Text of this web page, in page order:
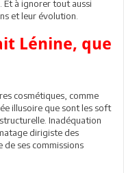
à ignorer tout aussi
et leur évolution.
Lénine, que
cosmétiques, comme
illusoire que sont les soft
Inadéquation
dirigiste des
de ses commissions